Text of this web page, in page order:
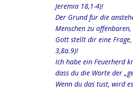
Jeremia 18,1-4)!
Der Grund für die
Menschen zu
Gott stellt dir eine
3,8a.9)!
Ich habe ein Feuerherd
dass du die Worte der
Wenn du das tust, wird